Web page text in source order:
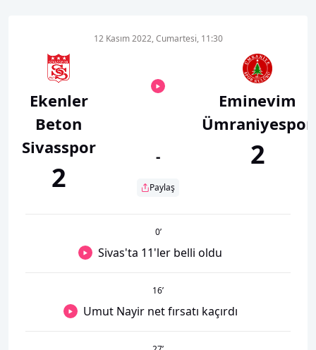
Ekenler
Beton
Sivasspor
2
12 Kasım 2022, Cumartesi, 11:30
-
Paylaş
Eminevim
Ümraniyespor
2
0’
Sivas'ta 11'ler belli oldu
16’
Umut Nayir net fırsatı kaçırdı